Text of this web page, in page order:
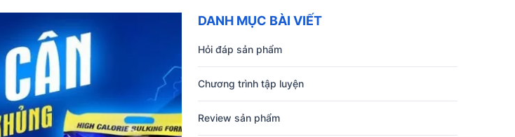
DANH MỤC BÀI VIẾT
Hỏi đáp sản phẩm
Chương trình tập luyện
Review sản phẩm